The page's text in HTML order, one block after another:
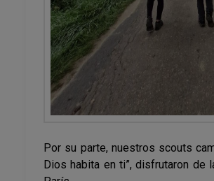
Por su parte, nuestros scouts
Dios habita en ti”, disfrutaron de